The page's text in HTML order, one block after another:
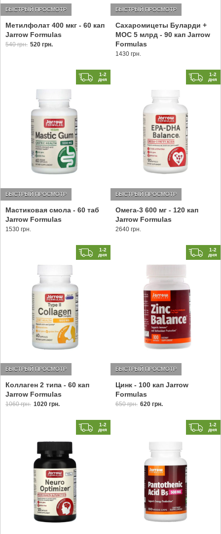
Метилфолат 400 мкг - 60 кап
Jarrow Formulas
БЫСТРЫЙ ПРОСМОТР
540 грн. 520 грн.
Сахаромицеты Буларди +
МОС 5 млрд - 90 кап Jarrow
Formulas
БЫСТРЫЙ ПРОСМОТР
1430 грн.
1-2
дня
Мастиковая смола - 60 таб
Jarrow Formulas
БЫСТРЫЙ ПРОСМОТР
1530 грн.
1-2
дня
Омега-3 600 мг - 120 кап
Jarrow Formulas
БЫСТРЫЙ ПРОСМОТР
2640 грн.
1-2
дня
Коллаген 2 типа - 60 кап
Jarrow Formulas
БЫСТРЫЙ ПРОСМОТР
1060 грн. 1020 грн.
1-2
дня
Цинк - 100 кап Jarrow
Formulas
БЫСТРЫЙ ПРОСМОТР
650 грн. 620 грн.
1-2
дня
1-2
дня